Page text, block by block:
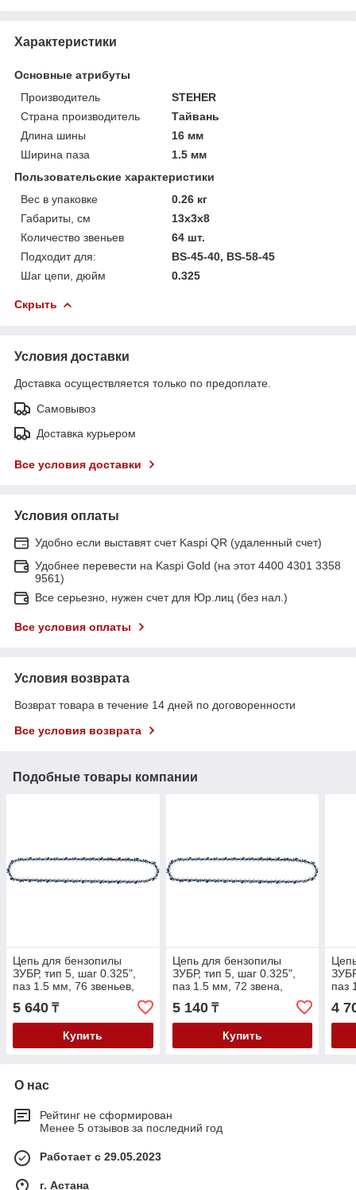
Характеристики
Основные атрибуты
Производитель
STEHER
Страна производитель
Тайвань
Длина шины
16 мм
Ширина паза
1.5 мм
Пользовательские характеристики
Вес в упаковке
0.26 кг
Габариты, см
13х3х8
Количество звеньев
64 шт.
Подходит для:
BS-45-40, BS-58-45
Шаг цепи, дюйм
0.325
Скрыть
Условия доставки
Доставка осуществляется только по предоплате.
Самовывоз
Доставка курьером
Все условия доставки
Условия оплаты
Удобно если выставят счет Kaspi QR (удаленный счет)
Удобнее перевести на Kaspi Gold (на этот 4400 4301 3358
9561)
Все серьезно, нужен счет для Юр.лиц (без нал.)
Все условия оплаты
Условия возврата
Возврат товара в течение 14 дней по договоренности
Все условия возврата
Подобные товары компании
Цепь для бензопилы
ЗУБР, тип 5, шаг 0.325",
паз 1.5 мм, 76 звеньев,
серия "Мастер" (70305-
50)
5 640 ₸
Купить
Цепь для бензопилы
ЗУБР, тип 5, шаг 0.325",
паз 1.5 мм, 72 звена,
серия "Мастер" (70305-
45)
5 140₸
Купить
паз
40)
4
О нас
Рейтинг не сформирован
Менее 5 отзывов за последний год
Работает с 29.05.2023
г. Астана